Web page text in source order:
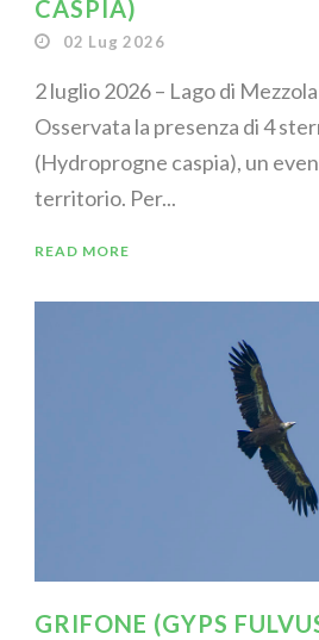
CASPIA)
02 Lug 2026
2 luglio 2026 – Lago di
Osservata la presenza di 4
(Hydroprogne caspia), un
territorio. Per...
READ MORE
GRIFONE (GYPS